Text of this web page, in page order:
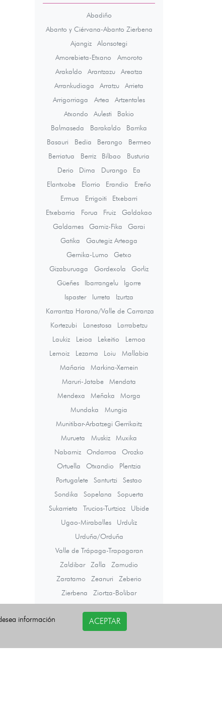
Abadiño
Abanto y Ciérvana-Abanto Zierbena
Ajangiz
Alonsotegi
Amorebieta-Etxano
Amoroto
Arakaldo
Arantzazu
Areatza
Arrankudiaga
Arratzu
Arrieta
Arrigorriaga
Artea
Artzentales
Atxondo
Aulesti
Bakio
Balmaseda
Barakaldo
Barrika
Basauri
Bedia Berango
Bermeo
Berriatua
Berriz Bilbao
Busturia
Derio
Dima Durango
Ea
Elantxobe
Elorrio Erandio
Ereño
Ermua
Errigoiti
Etxebarri
Etxebarria
Forua Fruiz
Galdakao
Galdames
Gamiz-Fika
Garai
Gatika
Gautegiz Arteaga
Gernika-Lumo
Getxo
Gizaburuaga
Gordexola
Gorliz
Güeñes
Ibarrangelu
Igorre
Ispaster
Iurreta
Izurtza
Karrantza Harana/Valle de Carranza
Kortezubi
Lanestosa
Larrabetzu
Laukiz
Leioa Lekeitio
Lemoa
Lemoiz
Lezama Loiu
Mallabia
Mañaria
Markina-Xemein
Maruri-Jatabe
Mendata
Mendexa
Meñaka
Morga
Mundaka
Mungia
Munitibar-Arbatzegi Gerrikaitz
Murueta
Muskiz
Muxika
Nabarniz
Ondarroa
Orozko
Ortuella
Otxandio
Plentzia
Portugalete
Santurtzi
Sestao
Sondika
Sopelana
Sopuerta
Sukarrieta
Trucios-Turtzioz
Ubide
Ugao-Miraballes
Urduliz
Urduña/Orduña
Valle de Trápaga-Trapagaran
Zaldibar
Zalla
Zamudio
Zaratamo
Zeanuri
Zeberio
Zierbena
Ziortza-Bolibar
Últimas noticias
información
ACEPTAR